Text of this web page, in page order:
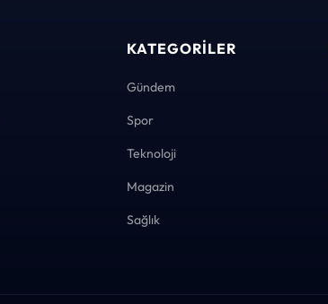
KATEGORILER
Gündem
Spor
Teknoloji
Magazin
Sağlık